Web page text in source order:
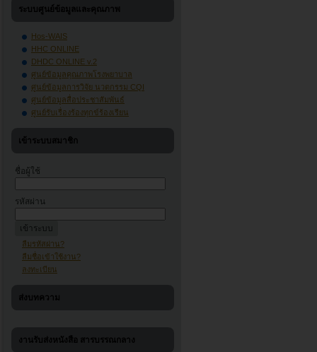
ระบบศูนย์ข้อมูลและคุณภาพ
Hos-WAIS
HHC ONLINE
DHDC ONLINE v.2
ศูนย์ข้อมูลคุณภาพโรงพยาบาล
ศูนย์ข้อมูลการวิจัย นวตกรรม CQI
ศูนย์ข้อมูลสื่อประชาสัมพันธ์
ศูนย์รับเรื่องร้องทุกข์ร้องเรียน
เข้าระบบสมาชิก
ชื่อผู้ใช้
รหัสผ่าน
ลืมรหัสผ่าน?
ลืมชื่อเข้าใช้งาน?
ลงทะเบียน
ส่งบทความ
งานรับส่งหนังสือ สารบรรณกลาง